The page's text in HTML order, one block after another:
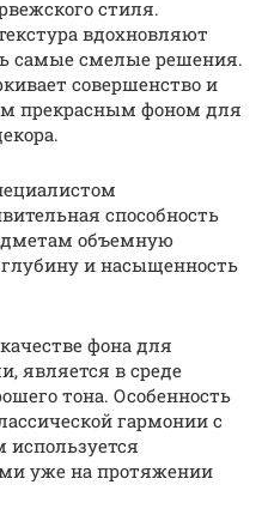
стиля.
вдохновляют
самые смелые решения.
совершенство и
прекрасным фоном для
способность
объемную
и насыщенность
фона для
является в среде
тона. Особенность
гармонии с
уже на протяжении